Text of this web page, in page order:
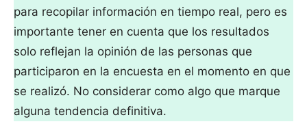
para recopilar información en tiempo real, pero es
importante tener en cuenta que los resultados
solo reflejan la opinión de las personas que
participaron en la encuesta en el momento en que
se realizó. No considerar como algo que marque
alguna tendencia definitiva.